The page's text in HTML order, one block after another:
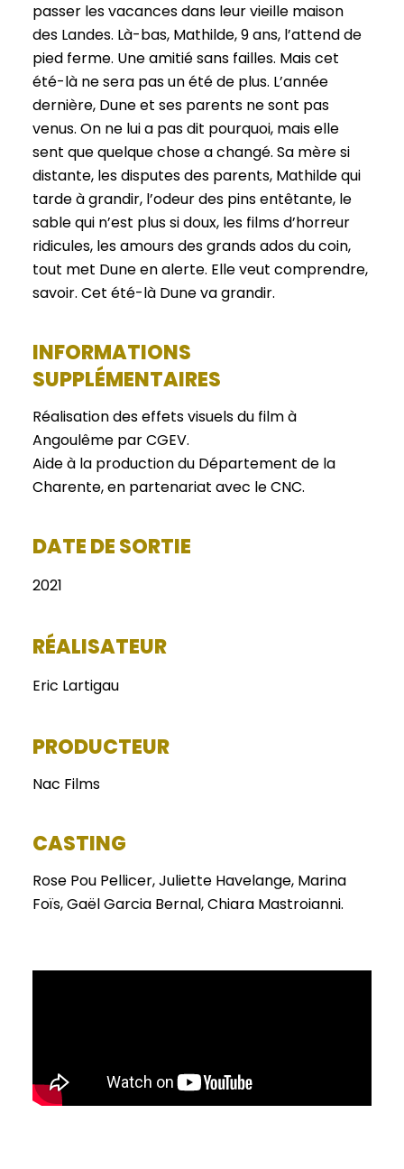
passer les vacances dans leur vieille maison
des Landes. Là-bas, Mathilde, 9 ans, l’attend de
pied ferme. Une amitié sans failles. Mais cet
été-là ne sera pas un été de plus. L’année
dernière, Dune et ses parents ne sont pas
venus. On ne lui a pas dit pourquoi, mais elle
sent que quelque chose a changé. Sa mère si
distante, les disputes des parents, Mathilde qui
tarde à grandir, l’odeur des pins entêtante, le
sable qui n’est plus si doux, les films d’horreur
ridicules, les amours des grands ados du coin,
tout met Dune en alerte. Elle veut comprendre,
savoir. Cet été-là Dune va grandir.
INFORMATIONS
SUPPLÉMENTAIRES
Réalisation des effets visuels du film à
Angoulême par CGEV.
Aide à la production du Département de la
Charente, en partenariat avec le CNC.
DATE DE SORTIE
2021
RÉALISATEUR
Eric Lartigau
PRODUCTEUR
Nac Films
CASTING
Rose Pou Pellicer, Juliette Havelange, Marina
Foïs, Gaël Garcia Bernal, Chiara Mastroianni.